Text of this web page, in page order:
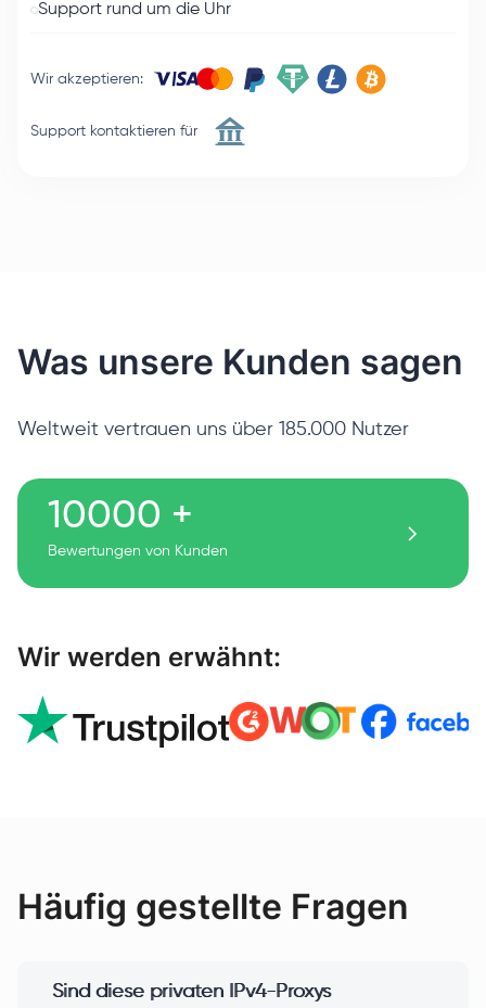
Support rund um die Uhr
Wir akzeptieren:
Support kontaktieren für
Was unsere Kunden sagen
Weltweit vertrauen uns über 185.000 Nutzer
10000 +
Bewertungen von Kunden
Wir werden erwähnt:
Häufig gestellte Fragen
Sind diese privaten IPv4-Proxys